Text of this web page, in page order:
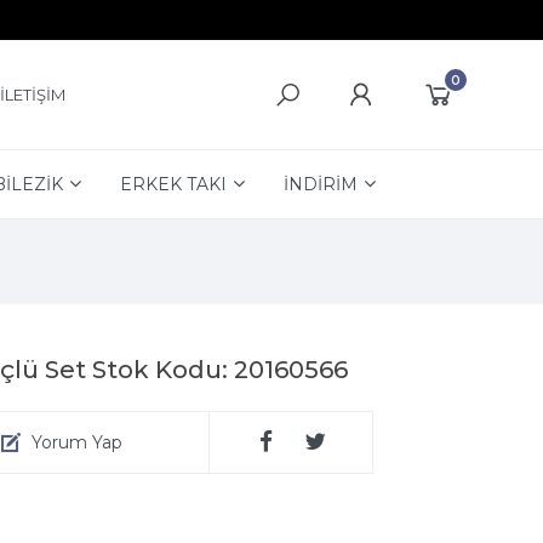
İLETİŞİM
0
ERKEK TAKI İNDİRİM
Set Stok Kodu: 20160566
Yorum Yap